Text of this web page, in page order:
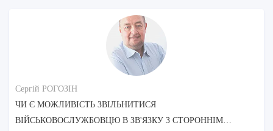
Сергій РОГОЗІН
ЧИ Є МОЖЛИВІСТЬ ЗВІЛЬНИТИСЯ
ВІЙСЬКОВОСЛУЖБОВЦЮ В ЗВ'ЯЗКУ З СТОРОННІМ